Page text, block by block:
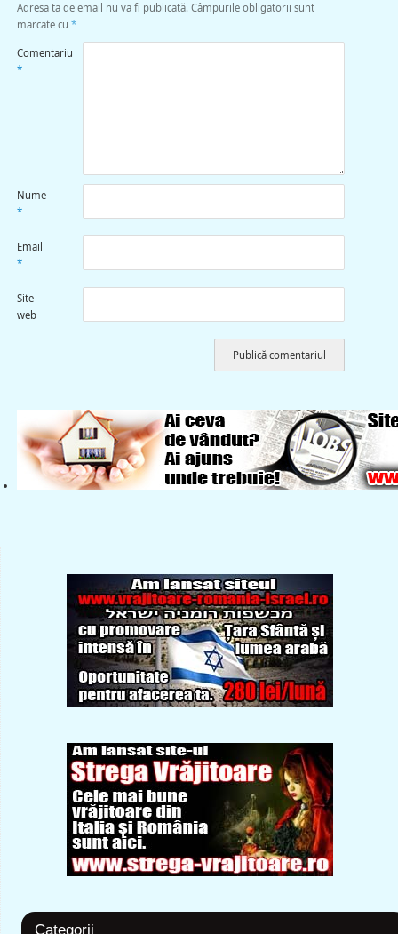
Adresa ta de email nu va fi publicată. Câmpurile obligatorii sunt
marcate cu *
Comentariu
*
Nume
*
Email
*
Site
web
Categorii